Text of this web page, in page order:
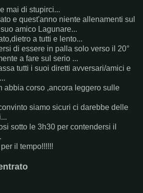
mai di stupirci...
e quest'anno niente allenamenti sul
amico Lagunare...
a tutti e lento...
di essere in palla solo verso il 20°
a fare sul serio ...
tutti i suoi diretti avversari/amici e
abbia corso ,ancora leggero sulle
siamo sicuri ci darebbe delle
sotto le 3h30 per contendersi il
il tempo!!!!!!